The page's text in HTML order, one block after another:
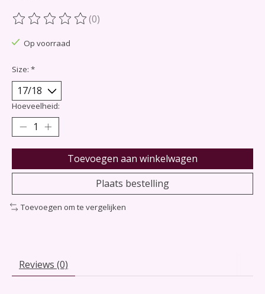
De beoordeling van dit product is
(0)
Op voorraad
Size: *
Hoeveelheid:
Toevoegen aan winkelwagen
Plaats bestelling
Toevoegen om te vergelijken
Reviews (0)